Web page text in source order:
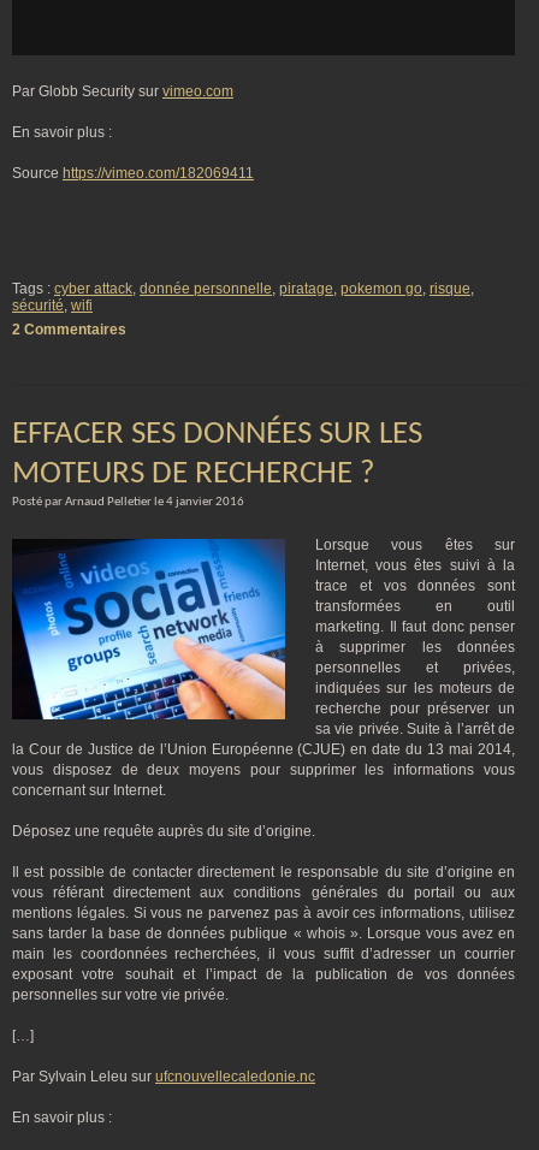
Par Globb Security sur vimeo.com
En savoir plus :
Source https://vimeo.com/182069411
Tags : cyber attack, donnée personnelle, piratage, pokemon go, risque,
sécurité, wifi
2 Commentaires
EFFACER SES DONNÉES SUR LES
MOTEURS DE RECHERCHE ?
Posté par Arnaud Pelletier le 4 janvier 2016
Lorsque vous êtes sur
Internet, vous êtes suivi à la
trace et vos données sont
transformées en outil
marketing. Il faut donc penser
à supprimer les données
personnelles et privées,
indiquées sur les moteurs de
recherche pour préserver un
sa vie privée. Suite à l’arrêt de
la Cour de Justice de l’Union Européenne (CJUE) en date du 13 mai 2014,
vous disposez de deux moyens pour supprimer les informations vous
concernant sur Internet.
Déposez une requête auprès du site d’origine.
Il est possible de contacter directement le responsable du site d’origine en
vous référant directement aux conditions générales du portail ou aux
mentions légales. Si vous ne parvenez pas à avoir ces informations, utilisez
sans tarder la base de données publique « whois ». Lorsque vous avez en
main les coordonnées recherchées, il vous suffit d’adresser un courrier
exposant votre souhait et l’impact de la publication de vos données
personnelles sur votre vie privée.
[…]
Par Sylvain Leleu sur ufcnouvellecaledonie.nc
En savoir plus :